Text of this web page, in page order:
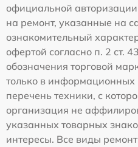
официальной
на ремонт, указанные на
ознакомительный
офертой согласно п. 2 ст.
обозначения торговой
только в информационных
перечень техники, с
организация не
указанных товарных
интересы. Все виды